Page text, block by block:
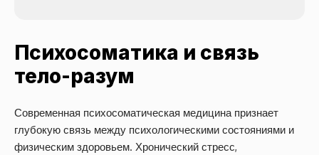
Психосоматика и связь
тело-разум
Современная психосоматическая медицина признает
глубокую связь между психологическими состояниями и
физическим здоровьем. Хронический стресс,